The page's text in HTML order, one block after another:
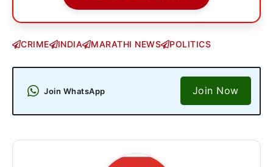
CRIME INDIA MARATHI NEWS POLITICS
Join WhatsApp Join Now